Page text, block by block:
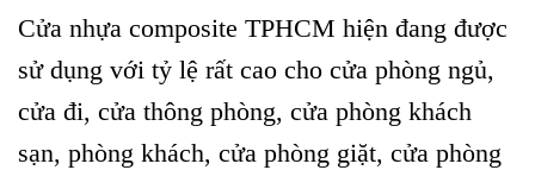
Cửa nhựa composite TPHCM hiện đang được
sử dụng với tỷ lệ rất cao cho cửa phòng ngủ,
cửa đi, cửa thông phòng, cửa phòng khách
sạn, phòng khách, cửa phòng giặt, cửa phòng